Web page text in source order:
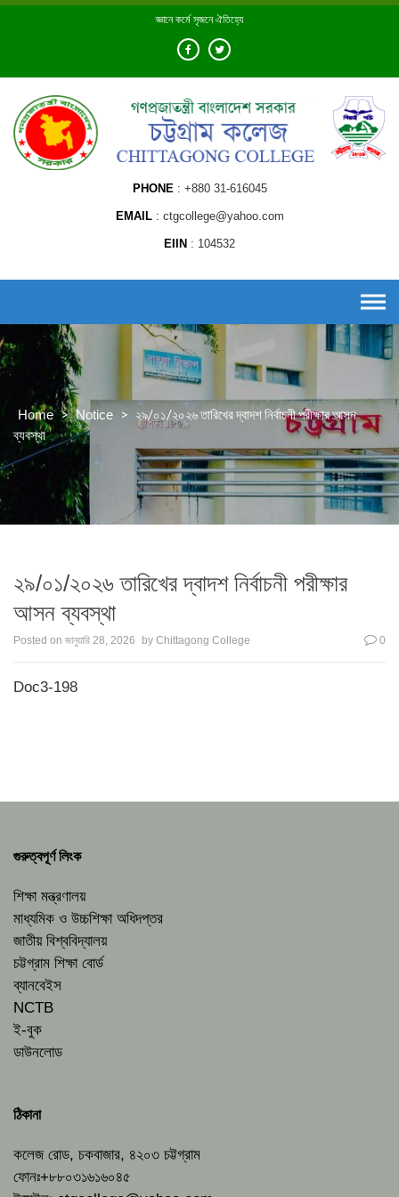
Skip
জ্ঞানে কর্মে সৃজনে ঐতিহ্যে
PHONE +880 31-616045
EMAIL ctgcollege@yahoo.com
EIIN 104532
Home > Notice > ২৯/০১/২০২৬ তারিখের দ্বাদশ নির্বাচনী পরীক্ষার আসন
ব্যবস্থা
২৯/০১/২০২৬ তারিখের দ্বাদশ নির্বাচনী পরীক্ষার
আসন ব্যবস্থা
Posted on জানুয়ারি 28, 2026 by Chittagong College 0
Doc3-198
গুরুত্বপূর্ণ লিংক
শিক্ষা মন্ত্রণালয়
মাধ্যমিক ও উচ্চশিক্ষা অধিদপ্তর
জাতীয় বিশ্ববিদ্যালয়
চট্টগ্রাম শিক্ষা বোর্ড
ব্যানবেইস
NCTB
ই-বুক
ডাউনলোড
ঠিকানা
কলেজ রোড, চকবাজার, ৪২০৩ চট্টগ্রাম
ফোনঃ+৮৮০৩১৬১৬০৪৫